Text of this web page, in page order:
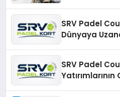
SRV Padel
Dünyaya
SRV Padel